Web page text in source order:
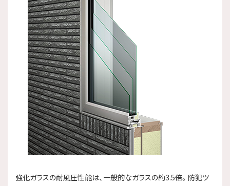
強化ガラスの耐風圧性能は、一般的なガラスの約3.5倍。防犯ツ